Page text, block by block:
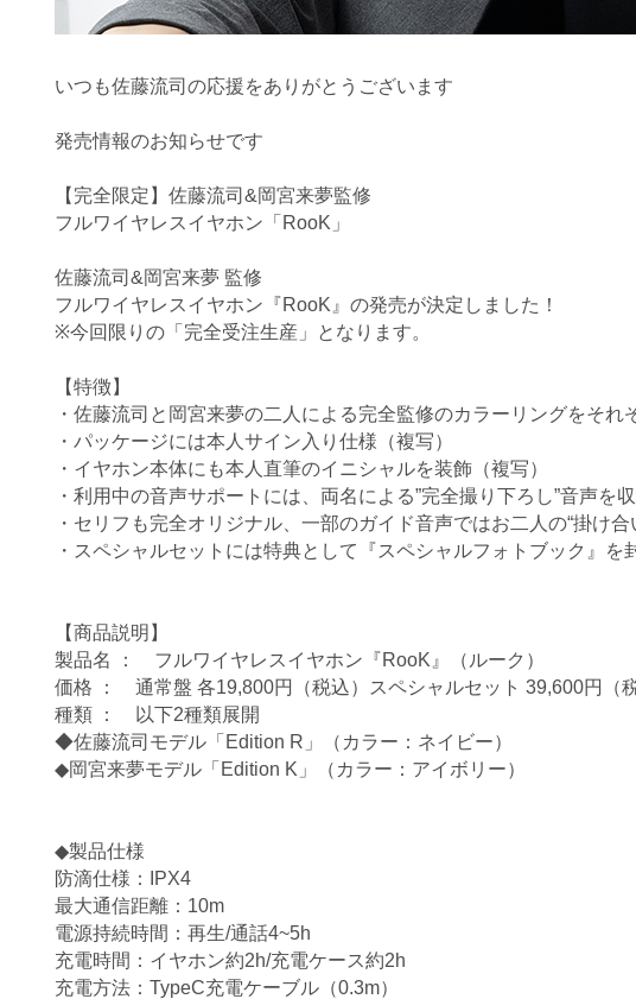
いつも佐藤流司の応援をありがとうございます
発売情報のお知らせです
【完全限定】佐藤流司&岡宮来夢監修
フルワイヤレスイヤホン「RooK」
佐藤流司&岡宮来夢 監修
フルワイヤレスイヤホン『RooK』の発売が決定しました！
※今回限りの「完全受注生産」となります。
【特徴】
・ 佐藤流司と岡宮来夢の二人による完全監修のカラーリングをそれ
・パッケージには本人サイン入り仕様（複写）
・イヤホン本体にも本人直筆のイニシャルを装飾（複写）
・利用中の音声サポートには、両名による”完全撮り下ろし”音声を
・セリフも完全オリジナル、一部のガイド音声ではお二人の“掛け合
・スペシャルセットには特典として『スペシャルフォトブック』
を
【商品説明】
製品名 ： フルワイヤレスイヤホン『RooK』（ルーク）
価格 ： 通常盤 各19,800円（税込）スペシャルセット 39,600円（税
種類 ： 以下2種類展開
◆佐藤流司モデル「Edition R」（カラー：ネイビー）
◆岡宮来夢モデル「Edition K」（カラー：アイボリー）
◆製品仕様
防滴仕様：IPX4
最大通信距離：10m
電源持続時間：再生/通話4~5h
充電時間：イヤホン約2h/充電ケース約2h
充電方法：TypeC充電ケーブル（0.3m）